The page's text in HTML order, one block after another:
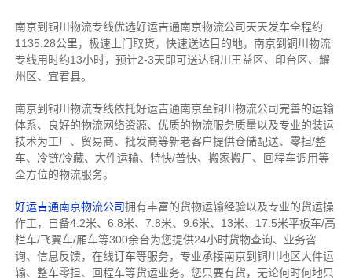
南京到铜川物流专线优选好运吉通南京物流公司天天发车全程约
1135.28公里， 极速上门取货，快速送达目的地，南京到铜川物流
专线用时约13小时，预计2-3天即可送达铜川王益区、印台区、耀
州区、宜君县。
南京到铜川物流专线依托好运吉通南京至铜川物流公司完善的运输
体系、良好的物流网络资源、优质的物流服务质量以及专业的装运
技术为工厂、贸易商、批发商等新老客户提供仓储配送、零担/整
车、冷链/冷藏、大件运输、特快/普快、搬家搬厂、回程车调用等
全方位的物流服务。
好运吉通南京物流公司拥有丰富的货物运输经验以及专业的货运操
作工，自备4.2米、6.8米、7.8米、9.6米、13米、17.5米平板车/高
栏车/飞翼车/厢车等300余台为您提供24小时货物查询、业务咨
询、信息反馈，在线订车等服务， 专业承接南京到铜川地区大件运
输、整车零担、回程车等货运业务。 您只要有货，无论何时何地只